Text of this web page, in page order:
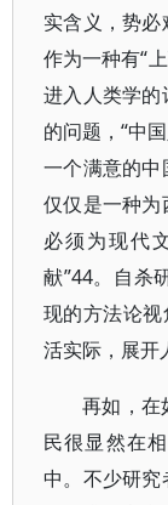
实含义，势
作为一种有“
进入人类学
的问题，“中
一个满意的
仅仅是一种
必须为现代
献”44。自杀
现的方法论视
活实际，展开
再如，在
民很显然在
中。不少研